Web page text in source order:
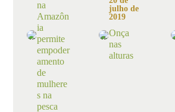
na
Amazôn
ia
permite
empoder
amento
de
mulhere
s na
pesca
julho de
2019
Onça
nas
alturas